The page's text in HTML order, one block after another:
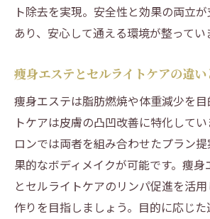
ト除去を実現。安全性と効果の両立
あり、安心して通える環境が整ってい
痩身エステとセルライトケアの違
痩身エステは脂肪燃焼や体重減少を
トケアは皮膚の凸凹改善に特化して
ロンでは両者を組み合わせたプラン
果的なボディメイクが可能です。痩
とセルライトケアのリンパ促進を活
作りを目指しましょう。目的に応じ